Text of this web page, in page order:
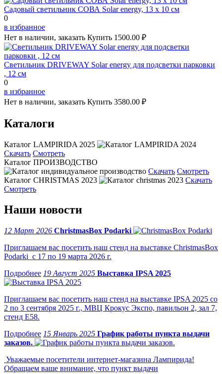
Садовый светильник СОВА Solar energy, 13 х 10 см
0
в избранное
Нет в наличии, заказать Купить 1500.00 ₽
Светильник DRIVEWAY Solar energy для подсветки парковки
, 12 см
0
в избранное
Нет в наличии, заказать Купить 3580.00 ₽
Каталоги
Каталог LAMPIRIDA 2025
Скачать Смотреть
Каталог ПРОИЗВОДСТВО
Скачать Смотреть
Каталог CHRISTMAS 2023
Скачать
Смотреть
Наши новости
12 Март 2026 ChristmasBox Podarki
Приглашаем вас посетить наш стенд на выставке ChristmasBox
Podarki с 17 по 19 марта 2026 г.
19 Август 2025 Выставка IPSA 2025
Приглашаем вас посетить наш стенд на выставке IPSA 2025 со
2 по 3 сентября 2025 г., МВЦ Крокус Экспо, павильон 2, зал 7,
стенд Е58.
15 Январь 2025 График работы пункта выдачи
заказов.
Уважаемые посетители интернет-магазина Лампирида!
Обращаем ваше внимание, что пункт выдачи